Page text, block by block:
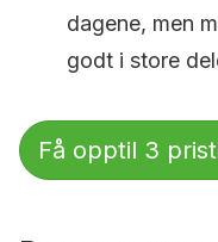
dagene, men
godt i store
Få opptil 3